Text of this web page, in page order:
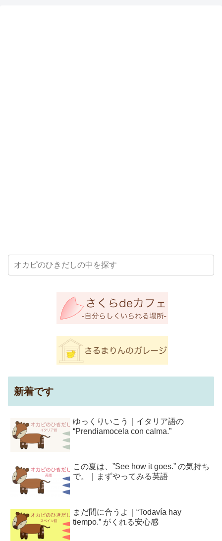
新着です
ゆっくりいこう｜イタリア語の
“Prendiamocela con calma.”
この夏は、”See how it goes.” の気持ち
で。｜まずやってみる英語
まだ間に合うよ｜“Todavía hay
tiempo.” がくれる安心感